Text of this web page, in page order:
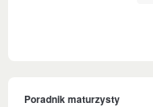
Poradnik maturzysty